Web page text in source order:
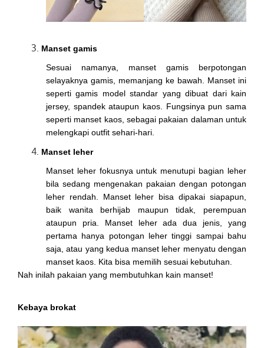
Manset gamis
Sesuai namanya, manset gamis berpotongan
selayaknya gamis, memanjang ke bawah. Manset ini
seperti gamis model standar yang dibuat dari kain
jersey, spandek ataupun kaos. Fungsinya pun sama
seperti manset kaos, sebagai pakaian dalaman untuk
melengkapi outfit sehari-hari.
Manset leher
Manset leher fokusnya untuk menutupi bagian leher
bila sedang mengenakan pakaian dengan potongan
leher rendah. Manset leher bisa dipakai siapapun,
baik wanita berhijab maupun tidak, perempuan
ataupun pria. Manset leher ada dua jenis, yang
pertama hanya potongan leher tinggi sampai bahu
saja, atau yang kedua manset leher menyatu dengan
manset kaos. Kita bisa memilih sesuai kebutuhan.
Nah inilah pakaian yang membutuhkan kain manset!
Kebaya brokat